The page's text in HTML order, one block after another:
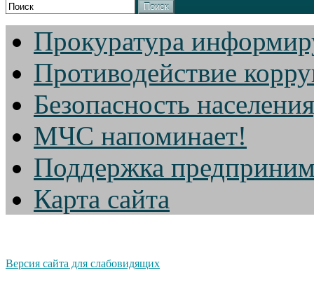
Поиск
Прокуратура
Противодействие
Безопасность
МЧС напоминает!
Поддержка
Карта сайта
Версия сайта для слабовидящих